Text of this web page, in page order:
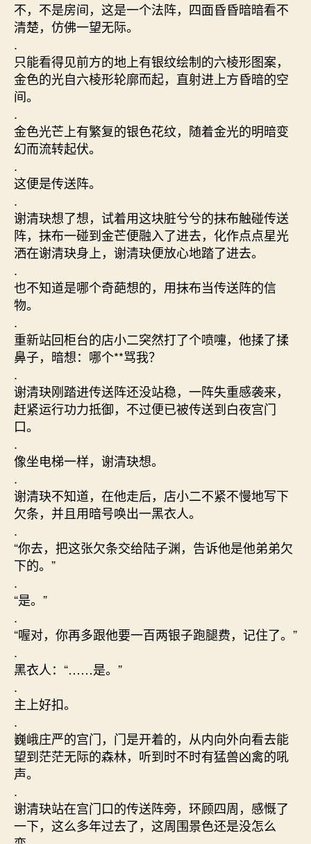
不，不是房间，这是一个法阵，四面昏昏暗暗看不
清楚，仿佛一望无际。
.
只能看得见前方的地上有银纹绘制的六棱形图案，
金色的光自六棱形轮廓而起，直射进上方昏暗的空
间。
.
金色光芒上有繁复的银色花纹，随着金光的明暗变
幻而流转起伏。
.
这便是传送阵。
.
谢清玦想了想，试着用这块脏兮兮的抹布触碰传送
阵，抹布一碰到金芒便融入了进去，化作点点星光
洒在谢清玦身上，谢清玦便放心地踏了进去。
.
也不知道是哪个奇葩想的，用抹布当传送阵的信
物。
.
重新站回柜台的店小二突然打了个喷嚏，他揉了揉
鼻子，暗想：哪个**骂我？
.
谢清玦刚踏进传送阵还没站稳，一阵失重感袭来，
赶紧运行功力抵御，不过便已被传送到白夜宫门
口。
.
像坐电梯一样，谢清玦想。
.
谢清玦不知道，在他走后，店小二不紧不慢地写下
欠条，并且用暗号唤出一黑衣人。
.
“你去，把这张欠条交给陆子渊，告诉他是他弟弟欠
下的。”
.
“是。”
.
“喔对，你再多跟他要一百两银子跑腿费，记住了。”
.
黑衣人：“……是。”
.
主上好扣。
.
巍峨庄严的宫门，门是开着的，从内向外向看去能
望到茫茫无际的森林，听到时不时有猛兽凶禽的吼
声。
.
谢清玦站在宫门口的传送阵旁，环顾四周，感慨了
一下，这么多年过去了，这周围景色还是没怎么